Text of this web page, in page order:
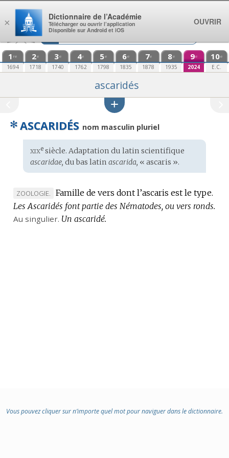
Aller au contenu
1 re
1694
2e
1718
3e
1740
4e
1762
5e
1798
6e
1835
7e
1878
8e
1935
9e
2024
10e
E.C.
ascaridés
✻ ASCARIDÉS nom masculin pluriel
Étymologie
:
xixesiècle. Adaptation du latin scientifique
ascaridae, dubas latin ascarida, « ascaris ».
MARQUE
DE
DOMAINE
ZOOLOGIE.
Famille de vers dont l’ascaris est le type.
Les Ascaridés font partie des Nématodes, ou vers ronds.
Au singulier. Un ascaridé.
Vous pouvez cliquer sur n’importe quel mot pour naviguer dans le dictionnaire.
×
Dictionnaire de l’Académie
Télécharger ou ouvrir l’application
Disponible sur Android et iOS
OUVRIR